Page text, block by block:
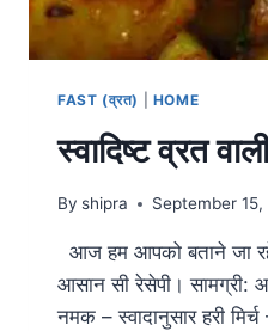
FAST (व्रत) HOME
स्वादिष्ट व्रत
By shipra September
आज हम आपको बताने जा
आसान सी रेसेपी।
नमक – स्वादानुसार हरी